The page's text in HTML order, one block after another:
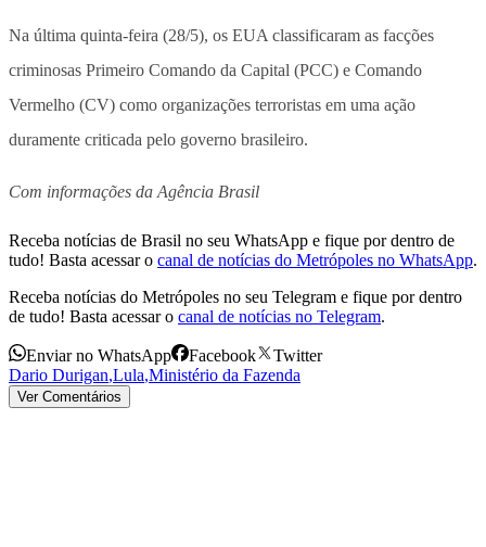
Na última quinta-feira (28/5), os EUA classificaram as facções
criminosas Primeiro Comando da Capital (PCC) e Comando
Vermelho (CV) como organizações terroristas em uma ação
duramente criticada pelo governo brasileiro.
Com informações da Agência Brasil
Receba notícias de Brasil no seu WhatsApp e fique por dentro de
tudo! Basta acessar o canal de notícias do Metrópoles no WhatsApp.
Receba notícias do Metrópoles no seu Telegram e fique por dentro
de tudo! Basta acessar o canal de notícias no Telegram.
Enviar no WhatsApp Facebook
Twitter
Dario Durigan,Lula,Ministério da Fazenda
Ver Comentários